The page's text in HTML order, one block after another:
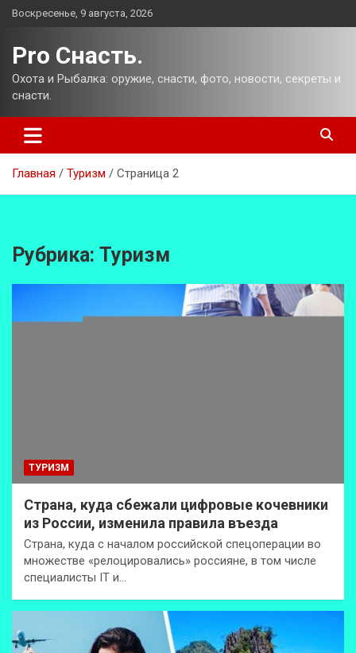
Перейти
Воскресенье, 9 августа, 2026
Pro Снасть.
Охота и Рыбалка: оружие, снасти, фото, новости, секреты и
снасти.
Главная Туризм Страница 2
Рубрика: Туризм
ТУРИЗМ
Страна, куда сбежали цифровые кочевники
из России, изменила правила въезда
Страна, куда с началом российской спецоперации во
множестве «релоцировались» россияне, в том числе
специалисты IT и…